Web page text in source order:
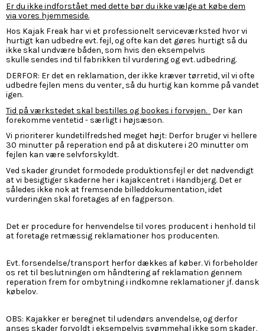
Er du ikke indforstået med dette bør du ikke vælge at købe dem
via vores hjemmeside.
Hos Kajak Freak har vi et professionelt serviceværksted hvor vi
hurtigt kan udbedre evt. fejl, og ofte kan det gøres hurtigt så du
ikke skal undvære båden, som hvis den eksempelvis
skulle sendes ind til fabrikken til vurdering og evt. udbedring.
DERFOR: Er det en reklamation, der ikke kræver tørretid, vil vi ofte
udbedre fejlen mens du venter, så du hurtig kan komme på vandet
igen.
Tid på værkstedet skal bestilles og bookes i forvejen. Der kan
forekomme ventetid - særligt i højsæson.
Vi prioriterer kundetilfredshed meget højt: Derfor bruger vi hellere
30 minutter på reperation end på at diskutere i 20 minutter om
fejlen kan være selvforskyldt.
Ved skader grundet formodede produktionsfejl er det nødvendigt
at vi besigtiger skaderne her i kajakcentret i Handbjerg. Det er
således ikke nok at fremsende billeddokumentation, idet
vurderingen skal foretages af en fagperson.
Det er procedure for henvendelse til vores producent i henhold til
at foretage retmæssig reklamationer hos producenten.
Evt. forsendelse/transport herfor dækkes af køber. Vi forbeholder
os ret til beslutningen om håndtering af reklamation gennem
reperation frem for ombytning i indkomne reklamationer jf. dansk
købelov.
OBS: Kajakker er beregnet til udendørs anvendelse, og derfor
anses skader forvoldt i eksempelvis svømmehal ikke som skader,